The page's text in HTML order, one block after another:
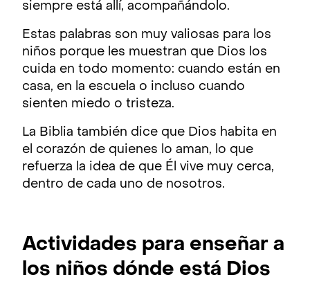
siempre está allí, acompañándolo.
Estas palabras son muy valiosas para los
niños porque les muestran que Dios los
cuida en todo momento: cuando están en
casa, en la escuela o incluso cuando
sienten miedo o tristeza.
La Biblia también dice que Dios habita en
el corazón de quienes lo aman, lo que
refuerza la idea de que Él vive muy cerca,
dentro de cada uno de nosotros.
Actividades para enseñar a
los niños dónde está Dios